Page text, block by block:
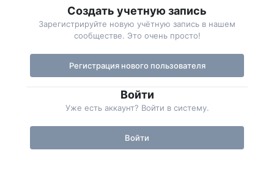
Создать учетную запись
Зарегистрируйте новую учётную запись в нашем
сообществе. Это очень просто!
Регистрация нового пользователя
Войти
Уже есть аккаунт? Войти в систему.
Войти